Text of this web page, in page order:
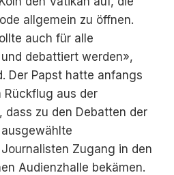
allgemein zu öffnen.
auch für alle
debattiert werden»,
Der Papst hatte anfangs
Rückflug aus der
dass zu den Debatten der
Zugang in den
Audienzhalle bekämen.